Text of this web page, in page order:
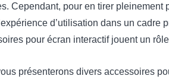
Cependant, pour en tirer
d’utilisation dans un
pour écran interactif jouent un
présenterons divers accessoires